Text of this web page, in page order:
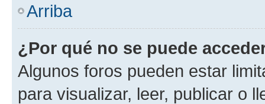
Arriba
¿Por qué no se puede
Algunos foros pueden estar
para visualizar, leer, publicar o